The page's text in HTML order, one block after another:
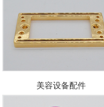
美容设备配件